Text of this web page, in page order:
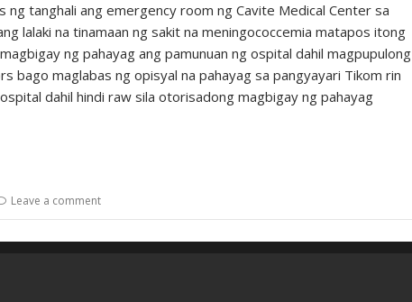
ng tanghali ang emergency room ng Cavite Medical Center sa
lalaki na tinamaan ng sakit na meningococcemia matapos itong
ng pahayag ang pamunuan ng ospital dahil magpupulong
bago maglabas ng opisyal na pahayag sa pangyayari Tikom rin
dahil hindi raw sila otorisadong magbigay ng pahayag
Leave a comment